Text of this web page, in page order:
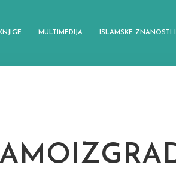
KNJIGE MULTIMEDIJA ISLAMSKE ZNANOSTI